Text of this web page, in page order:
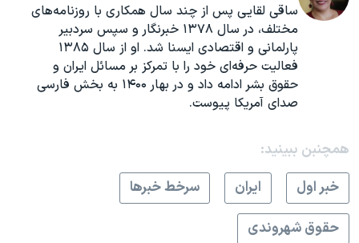
ساقی لقایی پس از چند سال همکاری با روزنامه‌های
مختلف، در سال ۱۳۷۸ خبرنگار و سپس سردبیر
پارلمانی و اقتصادی ایسنا شد. او از سال ۱۳۸۵
فعالیت حرفه‌ای خود را با تمرکز بر مسائل ایران و
حقوق بشر ادامه داد و در بهار ۱۴۰۰ به بخش فارسی
صدای آمریکا پیوست.
همچنبن ببینید:
خبر اول
ايران
سرخط خبرها
حقوق شهروندی